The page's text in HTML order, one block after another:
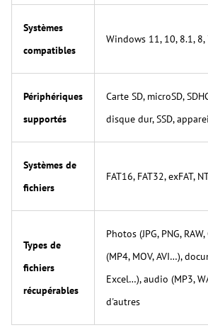
Systèmes
compatibles
Windows 11, 10, 8.1,
Périphériques
supportés
Carte SD, microSD,
disque dur, SSD,
Systèmes de
fichiers
FAT16, FAT32, exFAT,
Types de
fichiers
récupérables
Photos (JPG, PNG,
(MP4, MOV, AVI…),
Excel…), audio (MP3,
d'autres